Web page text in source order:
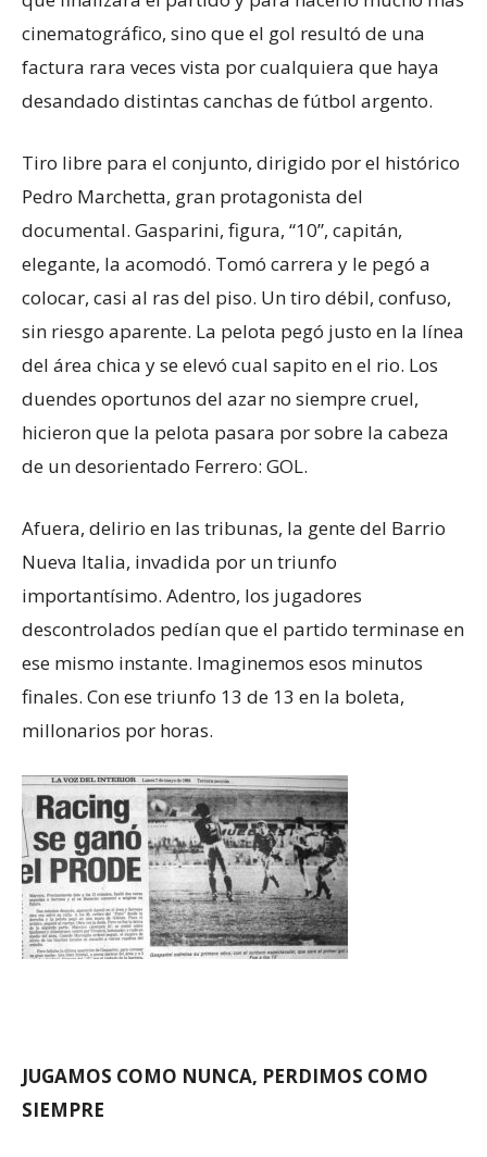
cinematográfico, sino que el gol resultó de una
factura rara veces vista por cualquiera que haya
desandado distintas canchas de fútbol argento.
Tiro libre para el conjunto, dirigido por el histórico
Pedro Marchetta, gran protagonista del
documental. Gasparini, figura, “10”, capitán,
elegante, la acomodó. Tomó carrera y le pegó a
colocar, casi al ras del piso. Un tiro débil, confuso,
sin riesgo aparente. La pelota pegó justo en la línea
del área chica y se elevó cual sapito en el rio. Los
duendes oportunos del azar no siempre cruel,
hicieron que la pelota pasara por sobre la cabeza
de un desorientado Ferrero: GOL.
Afuera, delirio en las tribunas, la gente del Barrio
Nueva Italia, invadida por un triunfo
importantísimo. Adentro, los jugadores
descontrolados pedían que el partido terminase en
ese mismo instante. Imaginemos esos minutos
finales. Con ese triunfo 13 de 13 en la boleta,
millonarios por horas.
JUGAMOS COMO NUNCA, PERDIMOS COMO
SIEMPRE